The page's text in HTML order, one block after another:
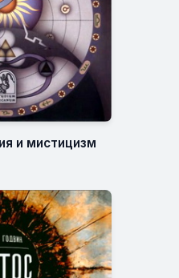
и мистицизм